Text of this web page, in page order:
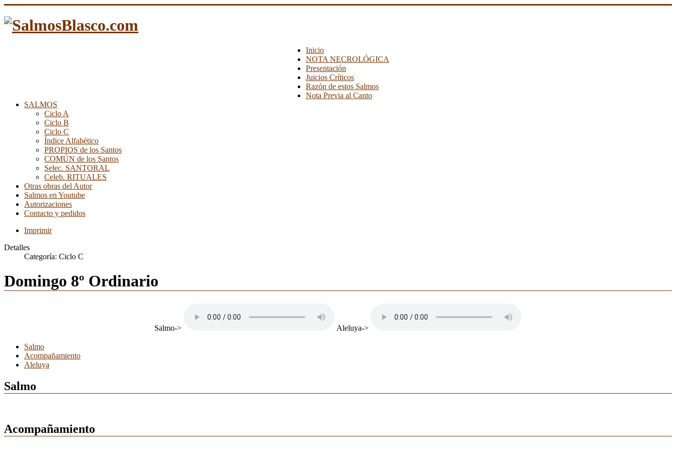
Inicio
NOTA NECROLÓGICA
Presentación
Juicios Críticos
Razón de estos Salmos
Nota Previa al Canto
SALMOS
Ciclo A
Ciclo B
Ciclo C
Índice Alfabético
PROPIOS de los Santos
COMÚN de los Santos
Selec. SANTORAL
Celeb. RITUALES
Otras obras del Autor
Salmos en Youtube
Autorizaciones
Contacto y pedidos
Imprimir
Detalles
Categoría: Ciclo C
Domingo 8º Ordinario
Salmo-> Aleluya->
Salmo
Acompañamiento
Aleluya
Salmo
Acompañamiento